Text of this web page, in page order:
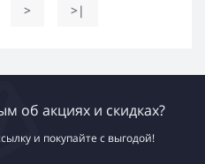
> >|
об акциях и скидках?
и покупайте с выгодой!